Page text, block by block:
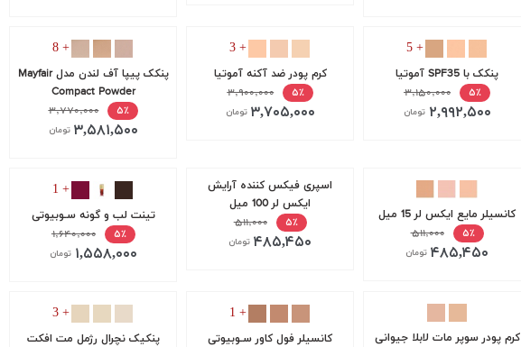
+ 5
پنکک با SPF35 آموتیا
۵٪
۳,۱۵۰,۰۰۰
۲,۹۹۲,۵۰۰ تومان
+ 3
کرم پودر ضد آکنه آموتیا
۵٪
۳,۹۰۰,۰۰۰
۳,۷۰۵,۰۰۰ تومان
+ 8
پنکک پیپا آف لندن مدل Mayfair
Compact Powder
۵٪
۳,۷۷۰,۰۰۰
۳,۵۸۱,۵۰۰ تومان
کانسیلر مایع ایکس لر 15 میل
۵٪
۵۱۱,۰۰۰
۴۸۵,۴۵۰ تومان
اسپری فیکس کننده آرایش
ایکس لر 100 میل
۵٪
۵۱۱,۰۰۰
۴۸۵,۴۵۰ تومان
+ 1
تینت لب و گونه سـوبیوتی
۵٪
۱,۶۴۰,۰۰۰
۱,۵۵۸,۰۰۰ تومان
کرم پودر سوپر مات لابلا جیوانی
+ 1
کانسیلر فول کاور سـوبیوتی
+ 3
پنکیک نچرال رژمل مت افکت